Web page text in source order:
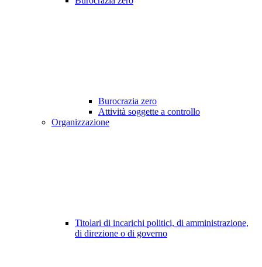
Burocrazia zero
Attività soggette a controllo
Organizzazione
Titolari di incarichi politici, di amministrazione,
di direzione o di governo